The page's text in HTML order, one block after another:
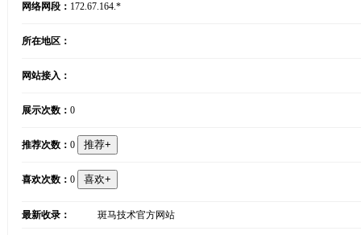
网络网段： 172.67.164.*
所在地区：
网站接入：
展示次数： 0
推荐次数： 0
喜欢次数： 0
最新收录： 斑马技术官方网站